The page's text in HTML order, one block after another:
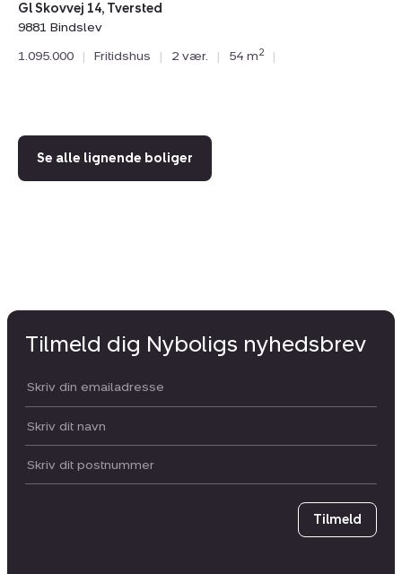
Gl Skovvej 14, Tversted
9881 Bindslev
1.095.000
| Fritidshus | 2 vær. | 54 m2 |
Se alle lignende boliger
Tilmeld dig Nyboligs nyhedsbrev
Din email:
Dit navn:
Postnummer
Tilmeld